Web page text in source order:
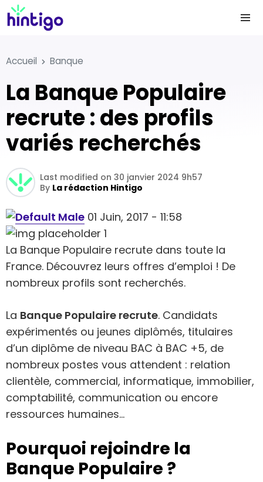
Accueil Banque
La Banque Populaire
recrute : des profils
variés recherchés
By La rédaction Hintigo
Last modified on 30 janvier 2024 9h57
01 Juin, 2017 - 11:58
La Banque Populaire recrute dans toute la
France. Découvrez leurs offres d’emploi ! De
nombreux profils sont recherchés.
La Banque Populaire recrute. Candidats
expérimentés ou jeunes diplômés, titulaires
d’un diplôme de niveau BAC à BAC +5, de
nombreux postes vous attendent : relation
clientèle, commercial, informatique, immobilier,
comptabilité, communication ou encore
ressources humaines…
Pourquoi rejoindre la
Banque Populaire ?